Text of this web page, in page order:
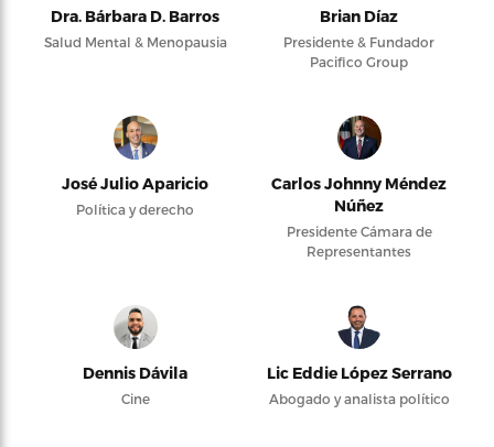
Dra. Bárbara D. Barros
Salud Mental & Menopausia
Brian Díaz
Presidente & Fundador
Pacifico Group
José Julio Aparicio
Política y derecho
Carlos Johnny Méndez
Núñez
Presidente Cámara de
Representantes
Dennis Dávila
Cine
Lic Eddie López Serrano
Abogado y analista político